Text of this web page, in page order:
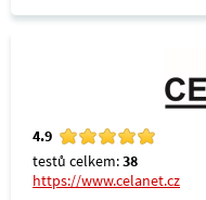
4.9
testů celkem:38
https://www.celanet.cz